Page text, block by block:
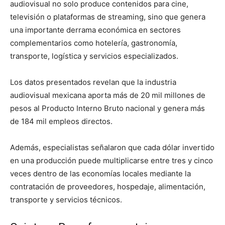
audiovisual no solo produce contenidos para cine,
televisión o plataformas de streaming, sino que genera
una importante derrama económica en sectores
complementarios como hotelería, gastronomía,
transporte, logística y servicios especializados.
Los datos presentados revelan que la industria
audiovisual mexicana aporta más de 20 mil millones de
pesos al Producto Interno Bruto nacional y genera más
de 184 mil empleos directos.
Además, especialistas señalaron que cada dólar invertido
en una producción puede multiplicarse entre tres y cinco
veces dentro de las economías locales mediante la
contratación de proveedores, hospedaje, alimentación,
transporte y servicios técnicos.